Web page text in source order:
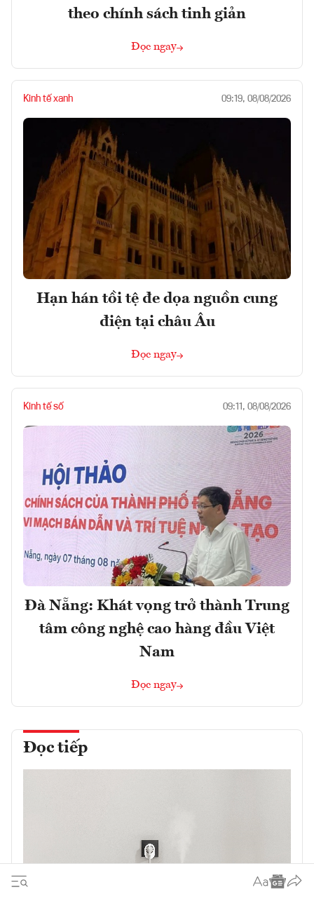
theo chính sách tinh giản
Đọc ngay
Kinh tế xanh 09:19, 08/08/2026
Hạn hán tồi tệ đe dọa nguồn cung
điện tại châu Âu
Đọc ngay
Kinh tế số 09:11, 08/08/2026
Đà Nẵng: Khát vọng trở thành Trung
tâm công nghệ cao hàng đầu Việt
Nam
Đọc ngay
Đọc tiếp